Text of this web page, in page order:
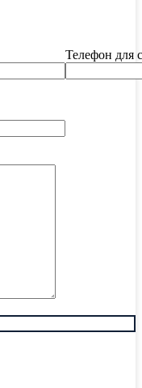
Телефон для